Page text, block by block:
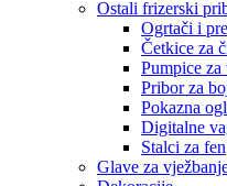
Ostali frizerski
Ogrtači i
Četkice za
Pumpice
Pribor za
Pokazna
Digitalne
Stalci za fen
Glave za